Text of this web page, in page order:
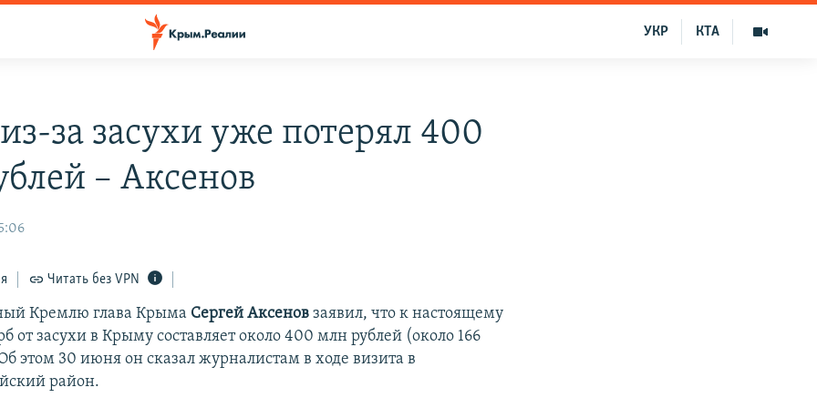
КТА
УКР
за засухи уже потерял 400
– Аксенов
Читать без VPN
Кремлю глава Крыма Сергей Аксенов заявил, что к настоящему
от засухи в Крыму составляет около 400 млн рублей (около 166
этом 30 июня он сказал журналистам в ходе визита в
район.